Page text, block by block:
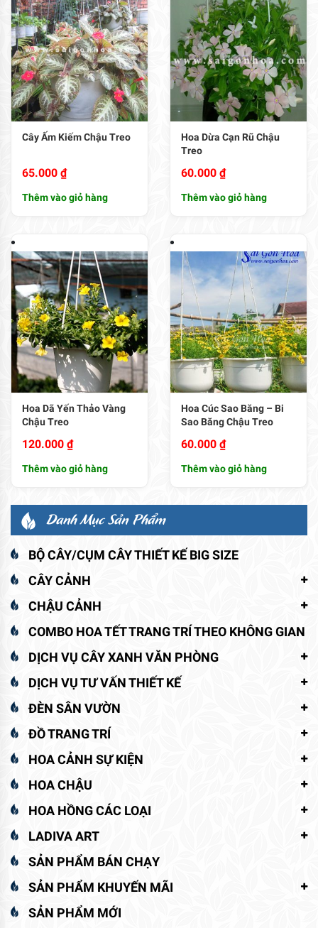
Cây Ấm Kiếm Chậu Treo
65.000 ₫
Thêm vào giỏ hàng
Hoa Dừa Cạn Rũ Chậu
Treo
60.000 ₫
Thêm vào giỏ hàng
Hoa Dã Yến Thảo Vàng
Chậu Treo
120.000 ₫
Thêm vào giỏ hàng
Hoa Cúc Sao Băng – Bi
Sao Băng Chậu Treo
60.000 ₫
Thêm vào giỏ hàng
Danh Mục Sản Phẩm
BỘ CÂY/CỤM CÂY THIẾT KẾ BIG SIZE
CÂY CẢNH
CHẬU CẢNH
COMBO HOA TẾT TRANG TRÍ THEO KHÔNG GIAN
DỊCH VỤ CÂY XANH VĂN PHÒNG
DỊCH VỤ TƯ VẤN THIẾT KẾ
ĐÈN SÂN VƯỜN
ĐỒ TRANG TRÍ
HOA CẢNH SỰ KIỆN
HOA CHẬU
HOA HỒNG CÁC LOẠI
LADIVA ART
SẢN PHẨM BÁN CHẠY
SẢN PHẨM KHUYẾN MÃI
SẢN PHẨM MỚI